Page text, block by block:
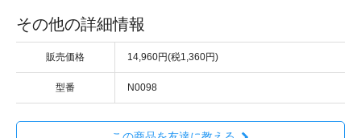
その他の詳細情報
販売価格 14,960円(税1,360円)
型番 N0098